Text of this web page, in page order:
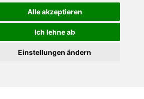
Alle akzeptieren
Ich lehne ab
Einstellungen ändern
189,00€
In den Warenkorb